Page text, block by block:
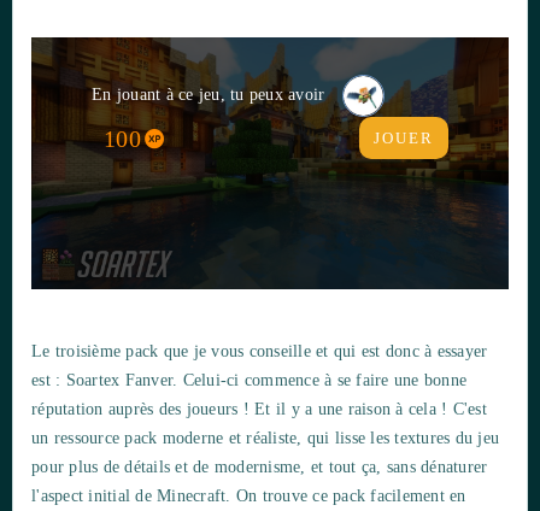
En jouant à ce jeu, tu peux avoir
100 JOUER
Le troisième pack que je vous conseille et qui est donc à essayer
est : Soartex Fanver. Celui-ci commence à se faire une bonne
réputation auprès des joueurs ! Et il y a une raison à cela ! C'est
un ressource pack moderne et réaliste, qui lisse les textures du jeu
pour plus de détails et de modernisme, et tout ça, sans dénaturer
l'aspect initial de Minecraft. On trouve ce pack facilement en